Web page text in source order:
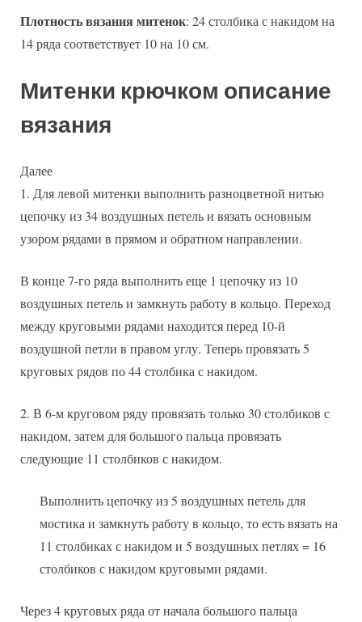
Плотность вязания митенок: 24 столбика с накидом на
14 ряда соответствует 10 на 10 см.
Митенки крючком описание
вязания
Далее
Для левой митенки выполнить разноцветной нитью
цепочку из 34 воздушных петель и вязать основным
узором рядами в прямом и обратном направлении.
В конце 7-го ряда выполнить еще 1 цепочку из 10
воздушных петель и замкнуть работу в кольцо. Переход
между круговыми рядами находится перед 10-й
воздушной петли в правом углу. Теперь провязать 5
круговых рядов по 44 столбика с накидом.
В 6-м круговом ряду провязать только 30 столбиков с
накидом, затем для большого пальца провязать
следующие 11 столбиков с накидом.
Выполнить цепочку из 5 воздушных петель для
мостика и замкнуть работу в кольцо, то есть вязать на
11 столбиках с накидом и 5 воздушных петлях = 16
столбиков с накидом круговыми рядами.
Через 4 круговых ряда от начала большого пальца